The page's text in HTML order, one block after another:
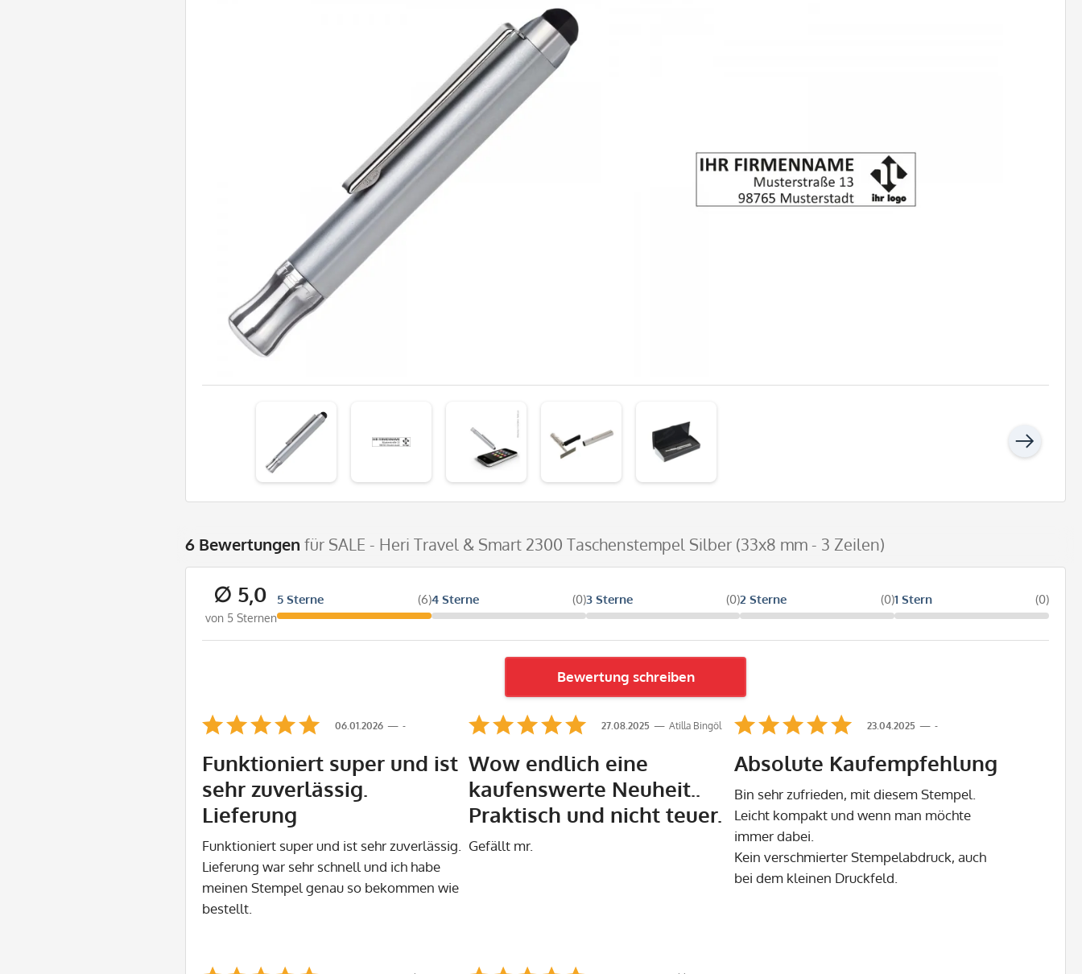
6 Bewertungen für SALE - Heri Travel & Smart 2300 Taschenstempel Silber (33x8 mm - 3 Zeilen)
∅ 5,0
von 5 Sternen
5 Sterne (6)4 Sterne (0)3 Sterne (0)2 Sterne (0)1 Stern (0)
Bewertung schreiben
-
06.01.2026
Funktioniert super und ist
sehr zuverlässig.
Lieferung
Funktioniert super und ist sehr zuverlässig.
Lieferung war sehr schnell und ich habe
meinen Stempel genau so bekommen wie
bestellt.
Atilla Bingöl
27.08.2025
Wow endlich eine
kaufenswerte Neuheit..
Praktisch und nicht teuer.
Gefällt mr.
-
23.04.2025
Absolute Kaufempfehlung
Bin sehr zufrieden, mit diesem Stempel.
Leicht kompakt und wenn man möchte
immer dabei.
Kein verschmierter Stempelabdruck, auch
bei dem kleinen Druckfeld.